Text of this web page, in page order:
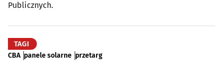
Publicznych.
TAGI
CBA panele solarne przetarg